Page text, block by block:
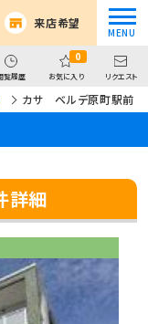
来店希望
覧履歴
0
お気に入り リクエスト
カサ ベルデ原町駅前
詳細